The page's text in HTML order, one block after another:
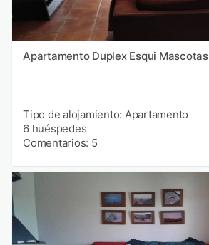
Apartamento Duplex Esqui Mascotas
Tipo de alojamiento: Apartamento
6 huéspedes
Comentarios: 5